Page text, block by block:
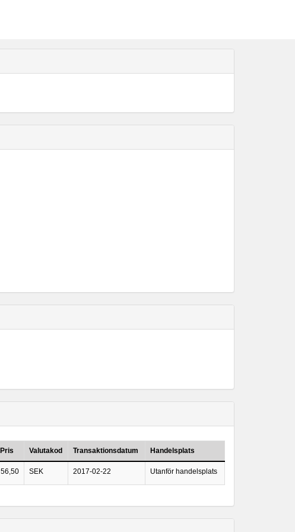
Pris Valutakod Transaktionsdatum Handelsplats
56,50 SEK 2017-02-22 Utanför handelsplats